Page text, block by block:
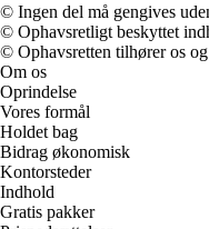
© Ingen del må gengives
© Ophavsretligt beskyttet
© Ophavsretten tilhører os
Om os
Oprindelse
Vores formål
Holdet bag
Bidrag økonomisk
Kontorsteder
Indhold
Gratis pakker